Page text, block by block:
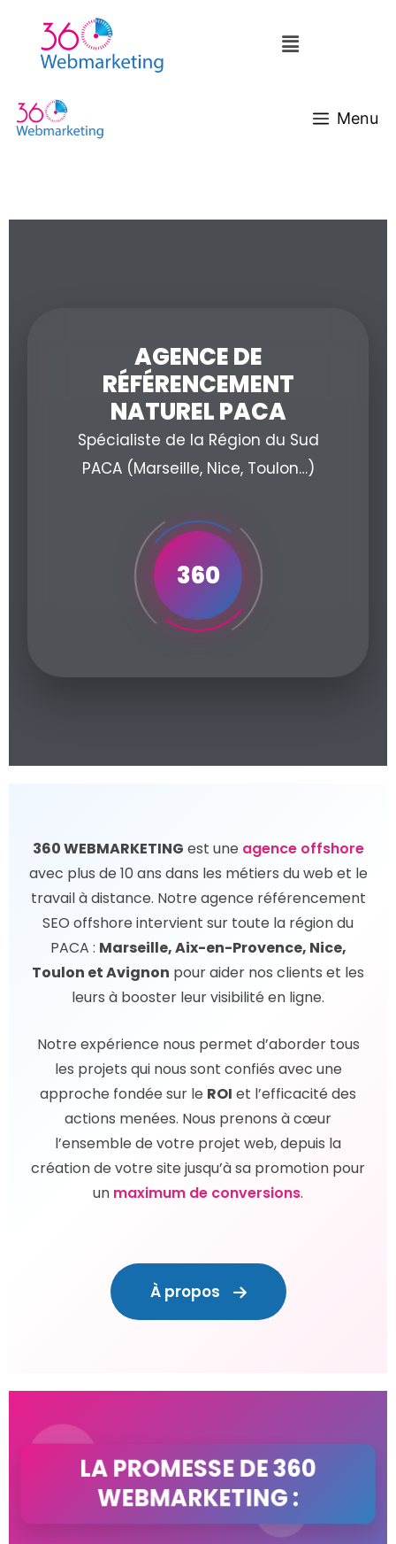
Menu
AGENCE DE
RÉFÉRENCEMENT
NATUREL PACA
Spécialiste de la Région du Sud
PACA (Marseille, Nice, Toulon…)
360
360 WEBMARKETING est une agence offshore
avec plus de 10 ans dans les métiers du web et le
travail à distance. Notre agence référencement
SEO offshore intervient sur toute la région du
PACA : Marseille, Aix-en-Provence, Nice,
Toulon et Avignon pour aider nos clients et les
leurs à booster leur visibilité en ligne.
Notre expérience nous permet d’aborder tous
les projets qui nous sont confiés avec une
approche fondée sur le ROI et l’efficacité des
actions menées. Nous prenons à cœur
l’ensemble de votre projet web, depuis la
création de votre site jusqu’à sa promotion pour
un maximum de conversions.
À propos
LA PROMESSE DE 360
WEBMARKETING :